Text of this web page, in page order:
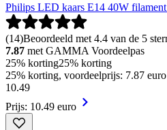
Philips LED kaars E14 40W
(14)Beoordeeld met 4.4 van de 5
7.87 met GAMMA Voordeelpas
25% korting25% korting
25% korting, voordeelprijs: 7.87
10.49
Prijs: 10.49 euro